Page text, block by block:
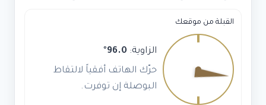
القبلة من موقعك
الزاوية: 96.0
°
حرّك الهاتف أفقياً لالتقاط
البوصلة إن توفرت.